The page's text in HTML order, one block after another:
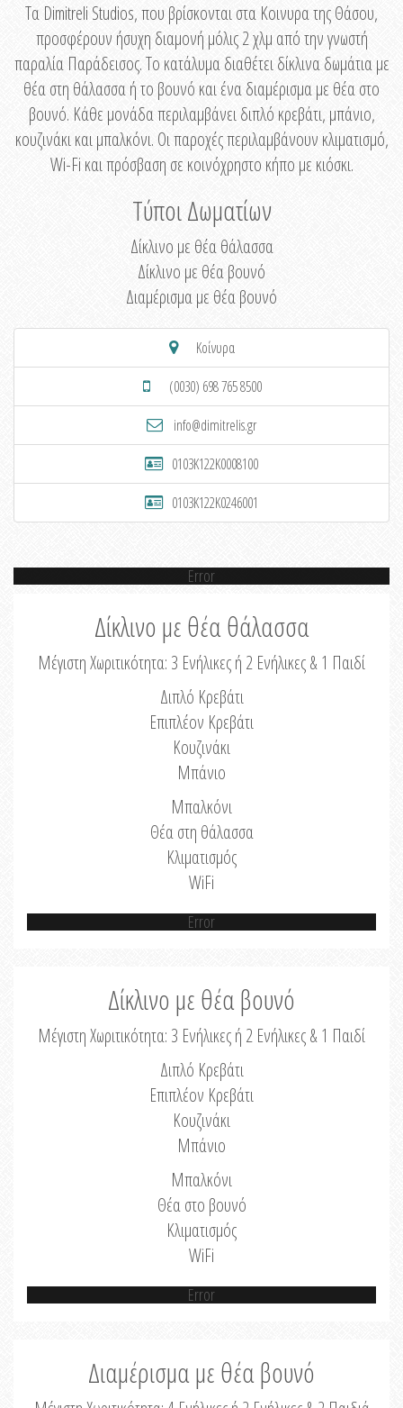
Τα Dimitreli Studios, που βρίσκονται στα Κοινυρα της Θάσου,
προσφέρουν ήσυχη διαμονή μόλις 2 χλμ από την γνωστή
παραλία Παράδεισος. Το κατάλυμα διαθέτει δίκλινα δωμάτια με
θέα στη θάλασσα ή το βουνό και ένα διαμέρισμα με θέα στο
βουνό. Κάθε μονάδα περιλαμβάνει διπλό κρεβάτι, μπάνιο,
κουζινάκι και μπαλκόνι. Οι παροχές περιλαμβάνουν κλιματισμό,
Wi-Fi και πρόσβαση σε κοινόχρηστο κήπο με κιόσκι.
Τύποι Δωματίων
Δίκλινο με θέα θάλασσα
Δίκλινο με θέα βουνό
Διαμέρισμα με θέα βουνό
Κοίνυρα
(0030) 698 765 8500
info@dimitrelis.gr
0103K122K0008100
0103K122K0246001
Error
Δίκλινο με θέα θάλασσα
Μέγιστη Χωριτικότητα: 3 Ενήλικες ή 2 Ενήλικες & 1 Παιδί
Διπλό Κρεβάτι
Επιπλέον Κρεβάτι
Κουζινάκι
Μπάνιο
Μπαλκόνι
Θέα στη θάλασσα
Κλιματισμός
WiFi
Error
Δίκλινο με θέα βουνό
Μέγιστη Χωριτικότητα: 3 Ενήλικες ή 2 Ενήλικες & 1 Παιδί
Διπλό Κρεβάτι
Επιπλέον Κρεβάτι
Κουζινάκι
Μπάνιο
Μπαλκόνι
Θέα στο βουνό
Κλιματισμός
WiFi
Error
Διαμέρισμα με θέα βουνό